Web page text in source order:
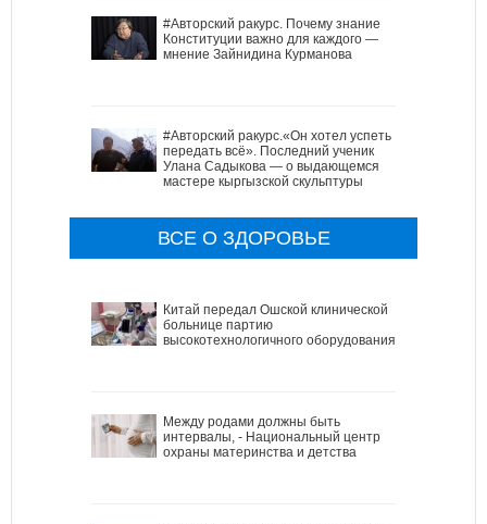
#Авторский ракурс. Почему знание
Конституции важно для каждого —
мнение Зайнидина Курманова
#Авторский ракурс.«Он хотел успеть
передать всё». Последний ученик
Улана Садыкова — о выдающемся
мастере кыргызской скульптуры
ВСЕ О ЗДОРОВЬЕ
Китай передал Ошской клинической
больнице партию
высокотехнологичного оборудования
Между родами должны быть
интервалы, - Национальный центр
охраны материнства и детства